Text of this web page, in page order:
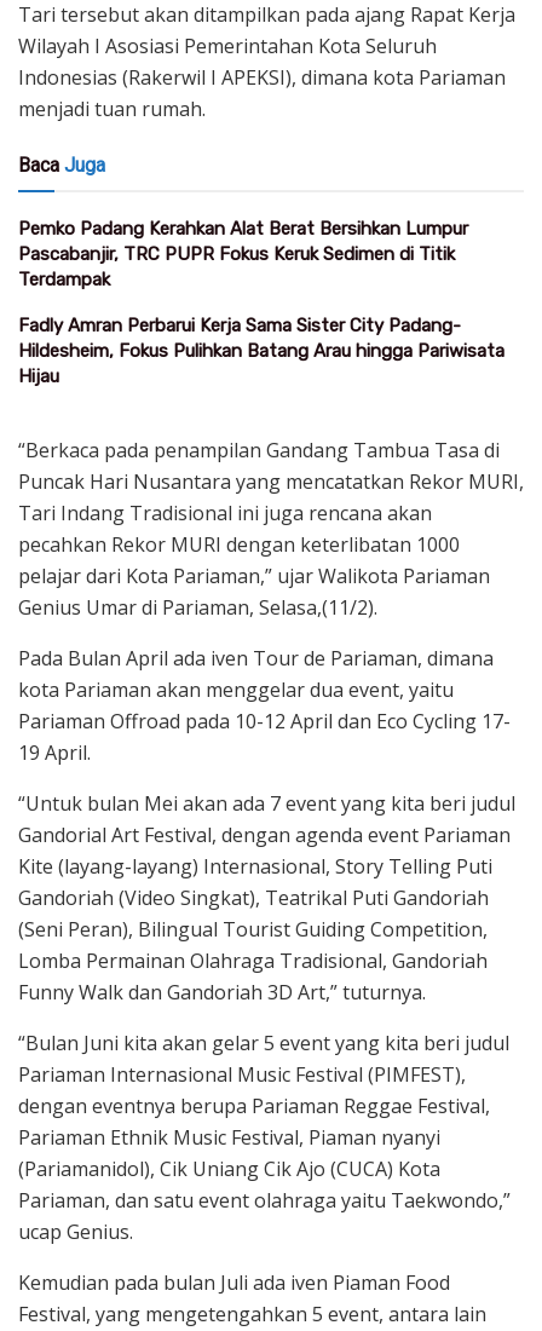
Tari tersebut akan ditampilkan pada ajang Rapat Kerja
Wilayah I Asosiasi Pemerintahan Kota Seluruh
Indonesias (Rakerwil I APEKSI), dimana kota Pariaman
menjadi tuan rumah.
Baca Juga
Pemko Padang Kerahkan Alat Berat Bersihkan Lumpur
Pascabanjir, TRC PUPR Fokus Keruk Sedimen di Titik
Terdampak
Fadly Amran Perbarui Kerja Sama Sister City Padang-
Hildesheim, Fokus Pulihkan Batang Arau hingga Pariwisata
Hijau
“Berkaca pada penampilan Gandang Tambua Tasa di
Puncak Hari Nusantara yang mencatatkan Rekor MURI,
Tari Indang Tradisional ini juga rencana akan
pecahkan Rekor MURI dengan keterlibatan 1000
pelajar dari Kota Pariaman,” ujar Walikota Pariaman
Genius Umar di Pariaman, Selasa,(11/2).
Pada Bulan April ada iven Tour de Pariaman, dimana
kota Pariaman akan menggelar dua event, yaitu
Pariaman Offroad pada 10-12 April dan Eco Cycling 17-
19 April.
“Untuk bulan Mei akan ada 7 event yang kita beri judul
Gandorial Art Festival, dengan agenda event Pariaman
Kite (layang-layang) Internasional, Story Telling Puti
Gandoriah (Video Singkat), Teatrikal Puti Gandoriah
(Seni Peran), Bilingual Tourist Guiding Competition,
Lomba Permainan Olahraga Tradisional, Gandoriah
Funny Walk dan Gandoriah 3D Art,” tuturnya.
“Bulan Juni kita akan gelar 5 event yang kita beri judul
Pariaman Internasional Music Festival (PIMFEST),
dengan eventnya berupa Pariaman Reggae Festival,
Pariaman Ethnik Music Festival, Piaman nyanyi
(Pariamanidol), Cik Uniang Cik Ajo (CUCA) Kota
Pariaman, dan satu event olahraga yaitu Taekwondo,”
ucap Genius.
Kemudian pada bulan Juli ada iven Piaman Food
Festival, yang mengetengahkan 5 event, antara lain